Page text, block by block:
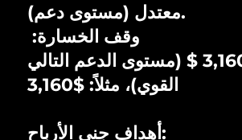
معتدل (مستوى دعم).
:وقف الخسارة
أسفل3,160 $ (مستوى الدعم التالي
أهداف جني الأرباح: